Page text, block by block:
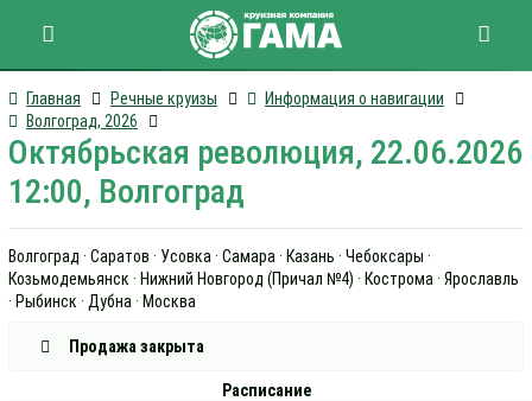
Главная Речные круизы
Информация о навигации
Волгоград, 2026
Октябрьская революция, 22.06.2026
12:00, Волгоград
Волгоград · Саратов · Усовка · Самара · Казань · Чебоксары ·
Козьмодемьянск · Нижний Новгород (Причал №4) · Кострома · Ярославль
· Рыбинск · Дубна · Москва
Продажа закрыта
Расписание